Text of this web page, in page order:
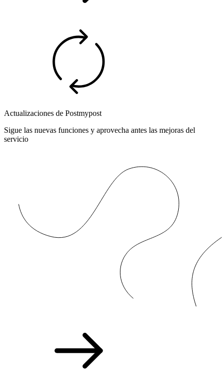
Actualizaciones de Postmypost
Sigue las nuevas funciones y aprovecha antes las mejoras del
servicio